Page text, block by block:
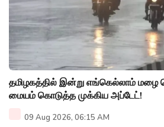
தமிழகத்தில் இன்று எங்கெல்லாம் மழை
மையம் கொடுத்த முக்கிய அப்டேட்!
09 Aug 2026, 06:15 AM